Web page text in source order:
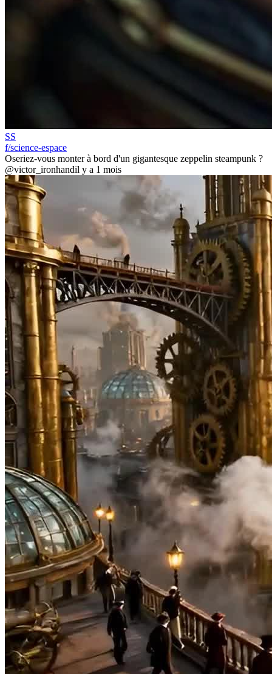
SS
f/science-espace
Oseriez-vous monter à bord d'un gigantesque zeppelin steampunk ?
@victor_ironhandil y a 1 mois